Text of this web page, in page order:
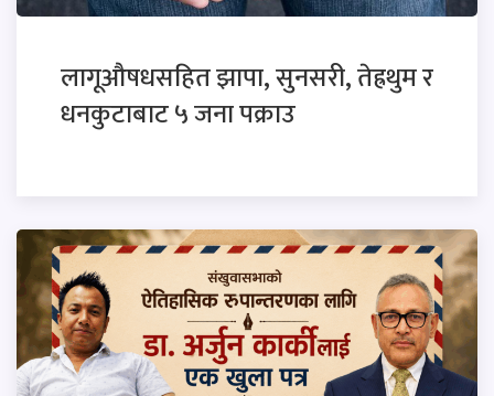
लागूऔषधसहित झापा, सुनसरी, तेह्रथुम र
धनकुटाबाट ५ जना पक्राउ